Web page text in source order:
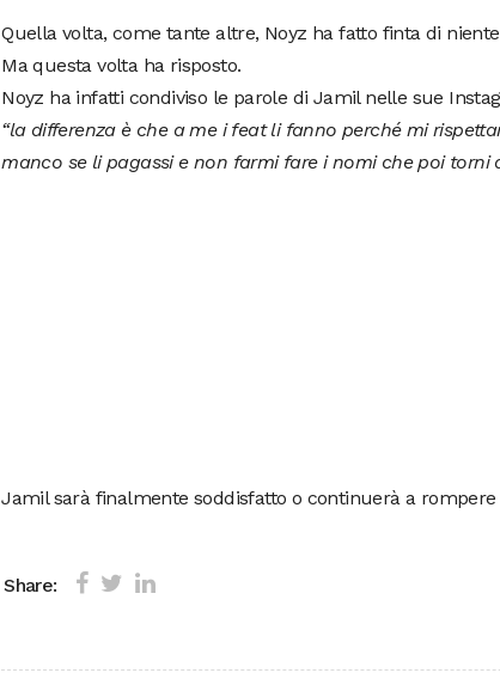
Quella volta, come tante altre, Noyz ha fatto finta di
Ma questa volta ha risposto.
Noyz ha infatti condiviso le parole di Jamil nelle sue
“la differenza è che a me i feat li fanno perché mi
manco se li pagassi e non farmi fare i nomi che poi torni
Jamil sarà finalmente soddisfatto o continuerà a rompere
Share: